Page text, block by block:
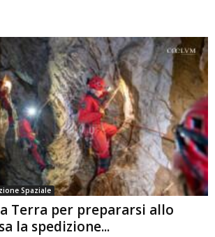
Spaziale
Terra per prepararsi allo
la spedizione...